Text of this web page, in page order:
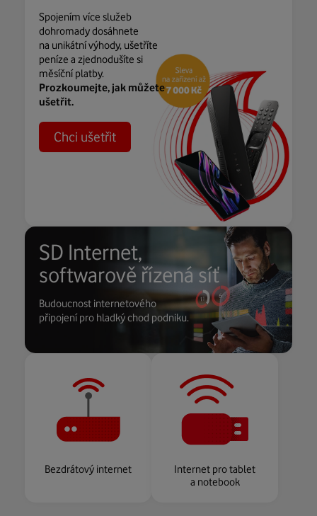
Spojením více služeb
dohromady dosáhnete
na unikátní výhody, ušetříte
peníze a zjednodušíte si
měsíční platby.
Prozkoumejte, jak můžete
ušetřit.
Chci ušetřit
SD Internet,
softwarově řízená síť
Budoucnost internetového
připojení pro hladký chod podniku.
Bezdrátový internet
Internet pro tablet
a notebook